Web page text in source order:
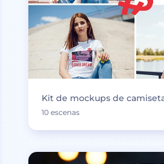
Kit de mockups de
10 escenas